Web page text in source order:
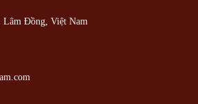
Đồng, Việt Nam